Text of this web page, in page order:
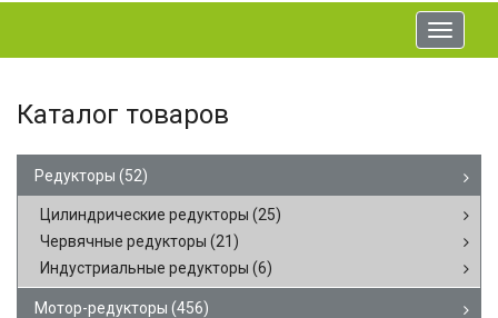
Toggle
Каталог товаров
Редукторы (52)
Цилиндрические редукторы (25)
Червячные редукторы (21)
Индустриальные редукторы (6)
Мотор-редукторы (456)